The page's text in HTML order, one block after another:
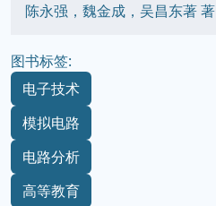
陈永强，魏金成，吴昌东著 著
图书标签:
电子技术
模拟电路
电路分析
高等教育